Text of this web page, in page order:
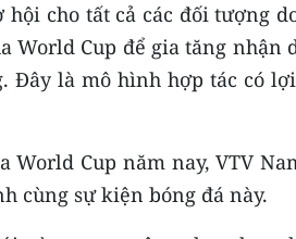
cho tất cả các đối tượng
World Cup để gia tăng nhận
Đây là mô hình hợp tác có
Cup năm nay, VTV
cùng sự kiện bóng đá này.